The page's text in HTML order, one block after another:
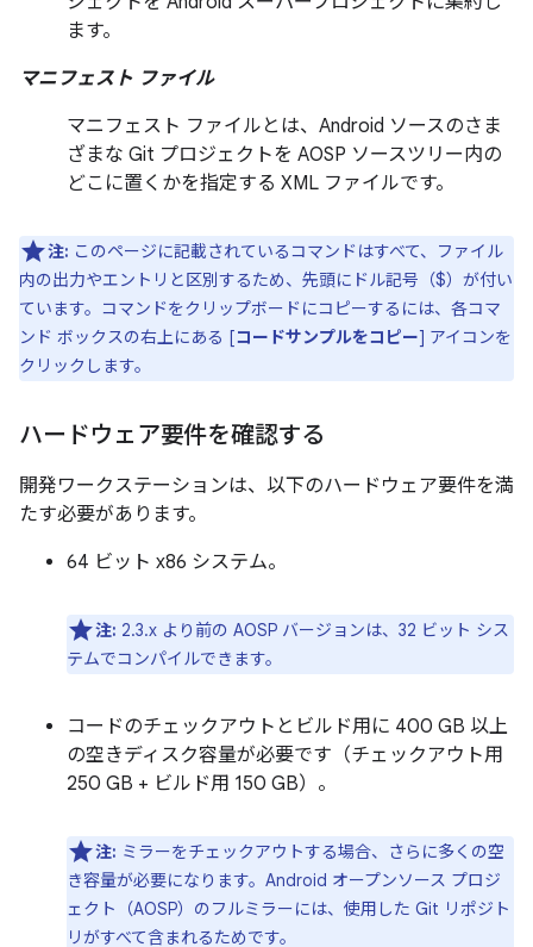
ます。
マニフェスト ファイル
マニフェスト ファイルとは、Android ソースのさま
ざまな Git プロジェクトを AOSP ソースツリー内の
どこに置くかを指定する XML ファイルです。
注: このページに記載されているコマンドはすべて、ファイル
内の出力やエントリと区別するため、先頭にドル記号（$）が付い
ています。コマンドをクリップボードにコピーするには、各コマ
ンド ボックスの右上にある [コードサンプルをコピー] アイコンを
クリックします。
ハードウェア要件を確認する
開発ワークステーションは、以下のハードウェア要件を満
たす必要があります。
64 ビット x86 システム。
注: 2.3.x より前の AOSP バージョンは、32 ビット シス
テムでコンパイルできます。
コードのチェックアウトとビルド用に 400 GB 以上
の空きディスク容量が必要です（チェックアウト用
250 GB + ビルド用 150 GB）。
注: ミラーをチェックアウトする場合、さらに多くの空
き容量が必要になります。Android オープンソース プロジ
ェクト（AOSP）のフルミラーには、使用した Git リポジト
リがすべて含まれるためです。